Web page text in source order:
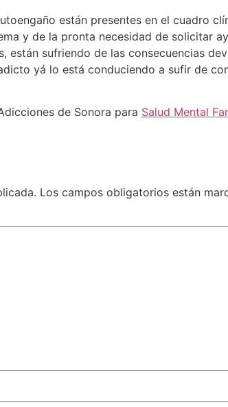
están presentes en el cuadro
y de la pronta necesidad de solicitar
están sufriendo de las consecuencias
yá lo está conduciendo a sufir de
de Sonora para Salud Mental
Los campos obligatorios están